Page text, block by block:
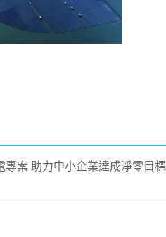
專案 助力中小企業達成淨零目標